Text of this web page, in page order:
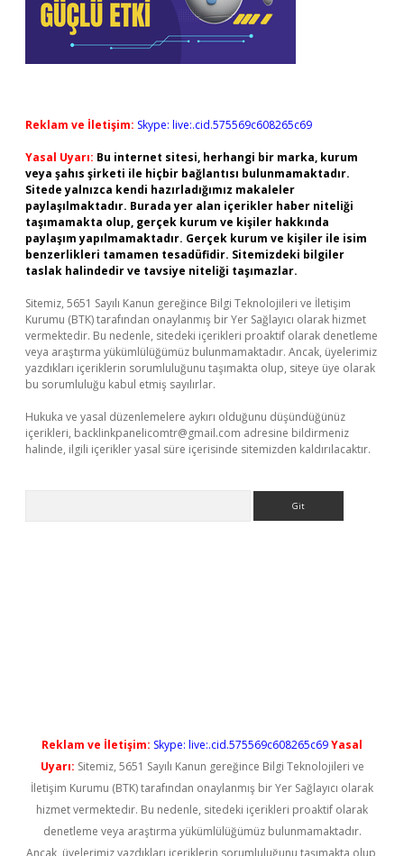
Reklam ve İletişim: Skype: live:.cid.575569c608265c69
Yasal Uyarı: Bu internet sitesi, herhangi bir marka, kurum
veya şahıs şirketi ile hiçbir bağlantısı bulunmamaktadır.
Sitede yalnızca kendi hazırladığımız makaleler
paylaşılmaktadır. Burada yer alan içerikler haber niteliği
taşımamakta olup, gerçek kurum ve kişiler hakkında
paylaşım yapılmamaktadır. Gerçek kurum ve kişiler ile isim
benzerlikleri tamamen tesadüfidir. Sitemizdeki bilgiler
taslak halindedir ve tavsiye niteliği taşımazlar.
Sitemiz, 5651 Sayılı Kanun gereğince Bilgi Teknolojileri ve İletişim
Kurumu (BTK) tarafından onaylanmış bir Yer Sağlayıcı olarak hizmet
vermektedir. Bu nedenle, sitedeki içerikleri proaktif olarak denetleme
veya araştırma yükümlülüğümüz bulunmamaktadır. Ancak, üyelerimiz
yazdıkları içeriklerin sorumluluğunu taşımakta olup, siteye üye olarak
bu sorumluluğu kabul etmiş sayılırlar.
Hukuka ve yasal düzenlemelere aykırı olduğunu düşündüğünüz
içerikleri, backlinkpanelicomtr@gmail.com adresine bildirmeniz
halinde, ilgili içerikler yasal süre içerisinde sitemizden kaldırılacaktır.
Reklam ve İletişim: Skype: live:.cid.575569c608265c69Yasal
Uyarı: Sitemiz, 5651 Sayılı Kanun gereğince Bilgi Teknolojileri ve
İletişim Kurumu (BTK) tarafından onaylanmış bir Yer Sağlayıcı olarak
hizmet vermektedir. Bu nedenle, sitedeki içerikleri proaktif olarak
denetleme veya araştırma yükümlülüğümüz bulunmamaktadır.
Ancak, üyelerimiz yazdıkları içeriklerin sorumluluğunu taşımakta olup,